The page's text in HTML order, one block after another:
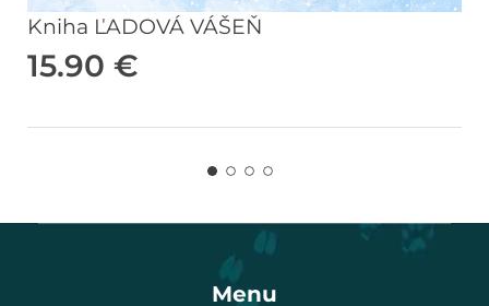
Kniha ĽADOVÁ VÁŠEŇ
15.90 €
Menu